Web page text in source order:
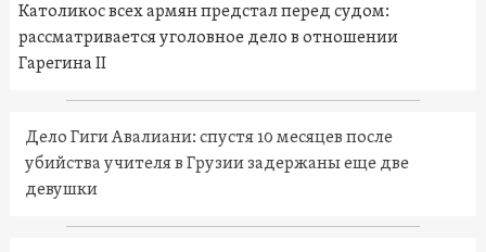
Католикос всех армян предстал перед судом:
рассматривается уголовное дело в отношении
Гарегина II
Дело Гиги Авалиани: спустя 10 месяцев после
убийства учителя в Грузии задержаны еще две
девушки